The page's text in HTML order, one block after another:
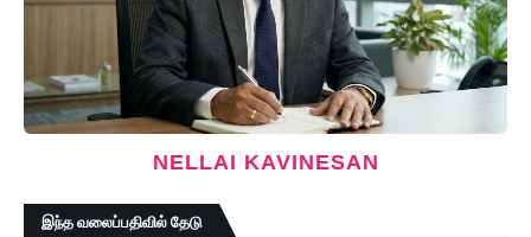
NELLAI KAVINESAN
இந்த வலைப்பதிவில் தேடு